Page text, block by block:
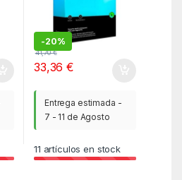
-20%
41,70€
33,36€
Entrega estimada -
7 - 11 de Agosto
11 artículos en stock